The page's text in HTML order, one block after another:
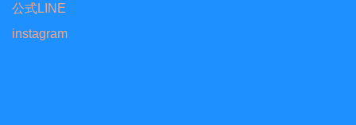
公式LINE
instagram